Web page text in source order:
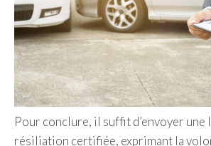
Pour conclure, il suffit d’envoyer une
résiliation certifiée, exprimant la